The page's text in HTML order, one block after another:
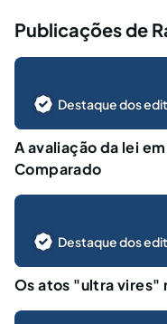
Publicações de
Destaque dos
A avaliação da lei
Comparado
Destaque dos
Os atos "ultra vires"